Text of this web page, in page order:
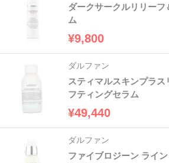
ダークサークルリリーフ
ム
¥9,800
ダルファン
スティマルスキンプラス
フティングセラム
¥49,440
ダルファン
ファイブロジーン ライ